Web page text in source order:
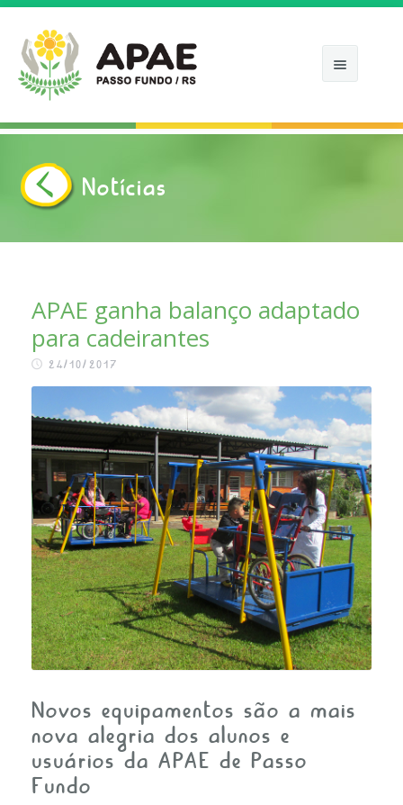
INÍCIO
NOTÍCIAS
APOIE
FALE CONOSCO
Notícias
APAE ganha balanço adaptado
para cadeirantes
24/10/2017
Novos equipamentos são a mais
nova alegria dos alunos e
usuários da APAE de Passo
Fundo